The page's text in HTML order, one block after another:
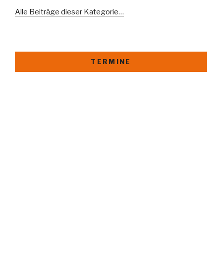
Alle Beiträge dieser Kategorie…
TERMINE